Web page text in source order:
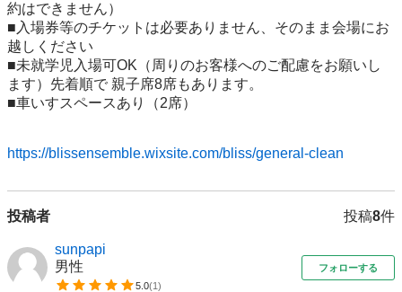
約はできません）
■入場券等のチケットは必要ありません、そのまま会場にお
越しください
■未就学児入場可OK（周りのお客様へのご配慮をお願いし
ます）先着順で 親子席8席もあります。
■車いすスペースあり（2席）
https://blissensemble.wixsite.com/bliss/general-clean
投稿者 投稿8件
sunpapi
男性
5.0(1)
フォローする